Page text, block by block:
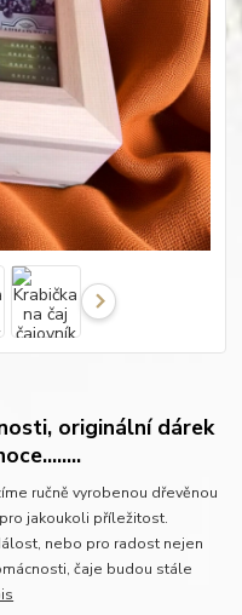
originální dárek
ručně vyrobenou dřevěnou
jakoukoli příležitost.
nebo pro radost nejen
čaje budou stále